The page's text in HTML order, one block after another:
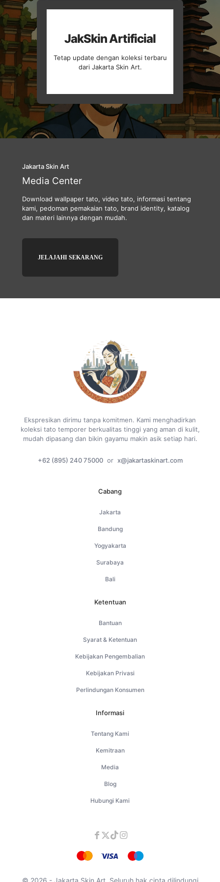
JakSkin Artificial
Tetap update dengan koleksi terbaru
dari Jakarta Skin Art.
Jakarta Skin Art
Media Center
Download wallpaper tato, video tato, informasi tentang
kami, pedoman pemakaian tato, brand identity, katalog
dan materi lainnya dengan mudah.
JELAJAHI SEKARANG
Ekspresikan dirimu tanpa komitmen. Kami menghadirkan
koleksi tato temporer berkualitas tinggi yang aman di kulit,
mudah dipasang dan bikin gayamu makin asik setiap hari.
+62 (895) 240 75000 or x@jakartaskinart.com
Cabang
Jakarta
Bandung
Yogyakarta
Surabaya
Bali
Ketentuan
Bantuan
Syarat & Ketentuan
Kebijakan Pengembalian
Kebijakan Privasi
Perlindungan Konsumen
Informasi
Tentang Kami
Kemitraan
Media
Blog
Hubungi Kami
© 2026 - Jakarta Skin Art. Seluruh hak cipta dilindungi